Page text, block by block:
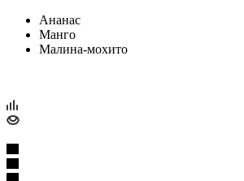
Ананас
Манго
Малина-мохито